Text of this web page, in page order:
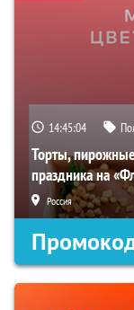
14:45:03
Торты,
праздника на
Россия